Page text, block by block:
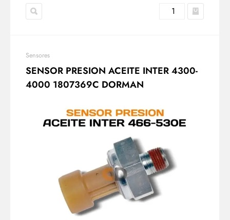
Sensores
SENSOR PRESION ACEITE INTER 4300-
4000 1807369C DORMAN